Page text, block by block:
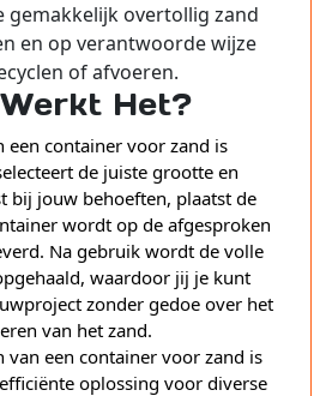
gemakkelijk overtollig zand
en op verantwoorde wijze
of afvoeren.
Het?
een container voor zand is
de juiste grootte en
bij jouw behoeften, plaatst de
wordt op de afgesproken
Na gebruik wordt de volle
waardoor jij je kunt
zonder gedoe over het
van het zand.
van een container voor zand is
oplossing voor diverse